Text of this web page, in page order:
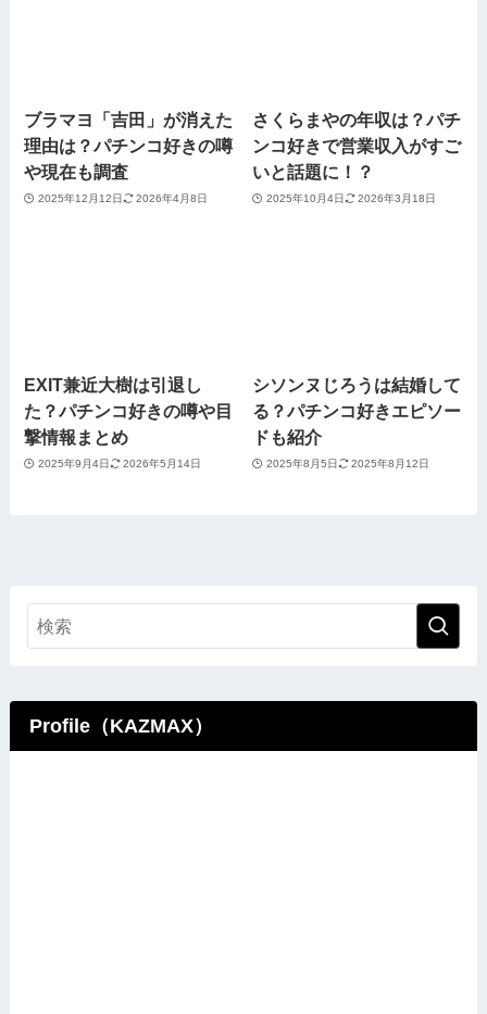
ブラマヨ「吉田」が消えた
理由は？パチンコ好きの噂
や現在も調査
2025年12月12日 2026年4月8日
さくらまやの年収は？パチ
ンコ好きで営業収入がすご
いと話題に！？
2025年10月4日 2026年3月18日
EXIT兼近大樹は引退し
た？パチンコ好きの噂や目
撃情報まとめ
2025年9月4日 2026年5月14日
シソンヌじろうは結婚して
る？パチンコ好きエピソー
ドも紹介
2025年8月5日 2025年8月12日
Profile（KAZMAX）